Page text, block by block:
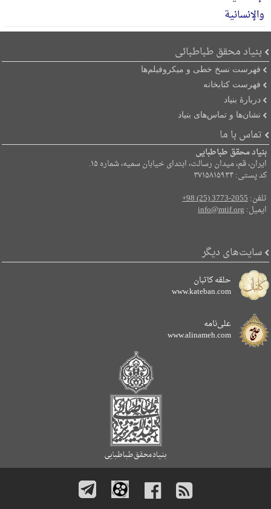
بنیاد محقق طباطبائی
فهرست نسخ خطی و میکروفیلم‌ها
فهرست کتابخانه
دربارۀ بنیاد
نشان‌ها و تماس‌های بنیاد
تماس با ما
بنیاد محقق طباطبایی
ایران، قم، میدان رسالت، ابتدای خیابان سمیه، شماره ۱۵.
کد پستی: ۳۷۱۵۸۱۵۹۳۴
تلفن:+98 (25) 3773-2055
ایمیل:info@mtif.org
سایت‌های دیگر
حلقه کاتبان
www.kateban.com
علی‌نامه
www.alinameh.com